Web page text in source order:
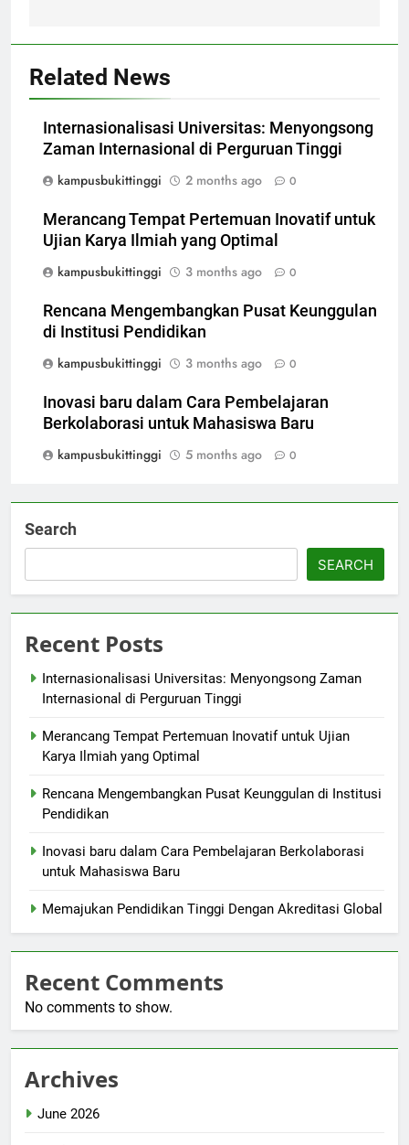
Related News
Internasionalisasi Universitas: Menyongsong
Zaman Internasional di Perguruan Tinggi
kampusbukittinggi
2 months ago 0
Merancang Tempat Pertemuan Inovatif untuk
Ujian Karya Ilmiah yang Optimal
kampusbukittinggi
3 months ago 0
Rencana Mengembangkan Pusat Keunggulan
di Institusi Pendidikan
kampusbukittinggi
3 months ago 0
Inovasi baru dalam Cara Pembelajaran
Berkolaborasi untuk Mahasiswa Baru
kampusbukittinggi
5 months ago 0
Search
SEARCH
Recent Posts
Internasionalisasi Universitas: Menyongsong Zaman
Internasional di Perguruan Tinggi
Merancang Tempat Pertemuan Inovatif untuk Ujian
Karya Ilmiah yang Optimal
Rencana Mengembangkan Pusat Keunggulan di Institusi
Pendidikan
Inovasi baru dalam Cara Pembelajaran Berkolaborasi
untuk Mahasiswa Baru
Memajukan Pendidikan Tinggi Dengan Akreditasi Global
Recent Comments
No comments to show.
Archives
June 2026